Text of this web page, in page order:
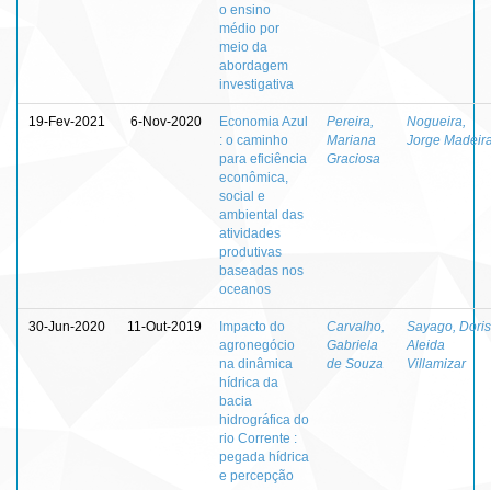
o ensino
médio por
meio da
abordagem
investigativa
19-Fev-2021 6-Nov-2020
Economia Azul
: o caminho
para eficiência
econômica,
social e
ambiental das
atividades
produtivas
baseadas nos
oceanos
Pereira,
Mariana
Graciosa
Nogueira,
Jorge
30-Jun-2020 11-Out-2019
Impacto do
agronegócio
na dinâmica
hídrica da
bacia
hidrográfica do
rio Corrente :
pegada hídrica
e percepção
Carvalho,
Gabriela
de Souza
Sayago, Doris
Aleida
Villamizar